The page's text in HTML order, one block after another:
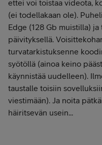
ettei voi toistaa videota,
(ei todellakaan ole).
Edge (128 Gb muistilla)
päivityksellä.
turvatarkistuksenne
syötöllä (ainoa keino
käynnistää uudelleen).
taustalle toisiin
viestimään). Ja noita
häiritsevän usein...